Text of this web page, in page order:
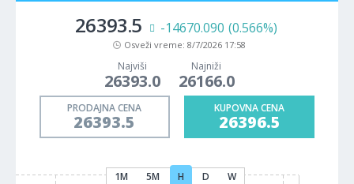
26393.5 -14670.090 (0.566%)
Osveži vreme: 8/7/2026 17:58
Najviši
26393.0
Najniži
26166.0
PRODAJNA CENA
26393.5
KUPOVNA CENA
26396.5
1M 5M H D W